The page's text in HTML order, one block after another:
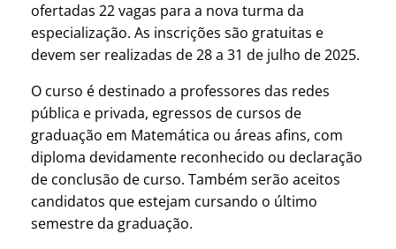
ofertadas 22 vagas para a nova turma da
especialização. As inscrições são gratuitas e
devem ser realizadas de 28 a 31 de julho de 2025.
O curso é destinado a professores das redes
pública e privada, egressos de cursos de
graduação em Matemática ou áreas afins, com
diploma devidamente reconhecido ou declaração
de conclusão de curso. Também serão aceitos
candidatos que estejam cursando o último
semestre da graduação.